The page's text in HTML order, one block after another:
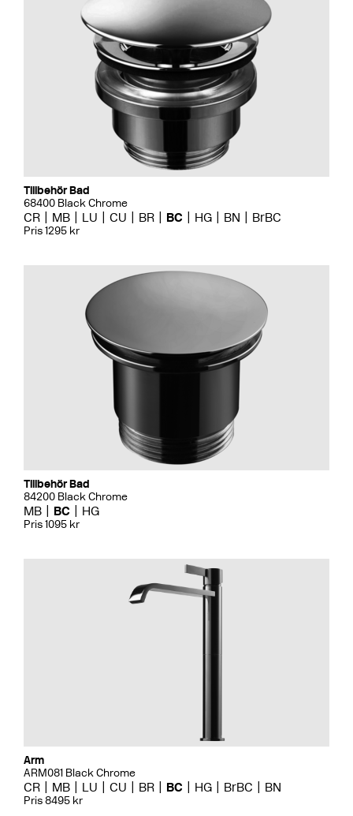
Tillbehör Bad
68400 Black Chrome
CR MB LU CU BR BC HG BN BrBC
Pris 1295 kr
Tillbehör Bad
84200 Black Chrome
MB BC HG
Pris 1095 kr
Arm
ARM081 Black Chrome
CR MB LU CU BR BC HG BrBC BN
Pris 8495 kr